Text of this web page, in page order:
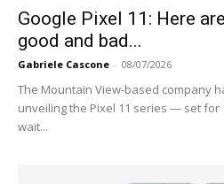
Google Pixel 11: Here
good and bad...
Gabriele Cascone - 08/07/2026
The Mountain View-based company
unveiling the Pixel 11 series — set
wait...